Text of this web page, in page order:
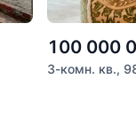
100 000
3-комн. кв.,